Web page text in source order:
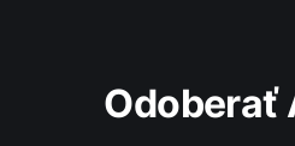
Odoberať